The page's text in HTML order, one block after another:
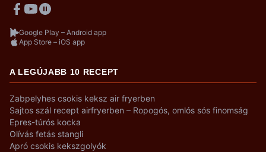
Google Play – Android app
App Store – iOS app
A LEGÚJABB 10 RECEPT
Zabpelyhes csokis keksz air fryerben
Sajtos szál recept airfryerben – Ropogós, omlós sós finomság
Epres-túrós kocka
Olívás fetás stangli
Apró csokis kekszgolyók